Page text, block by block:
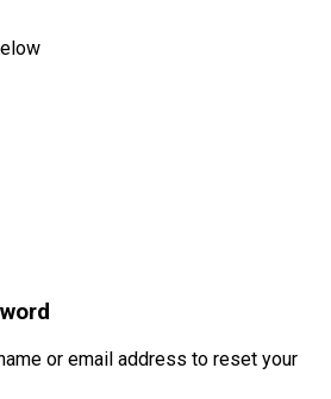
or email address to reset your